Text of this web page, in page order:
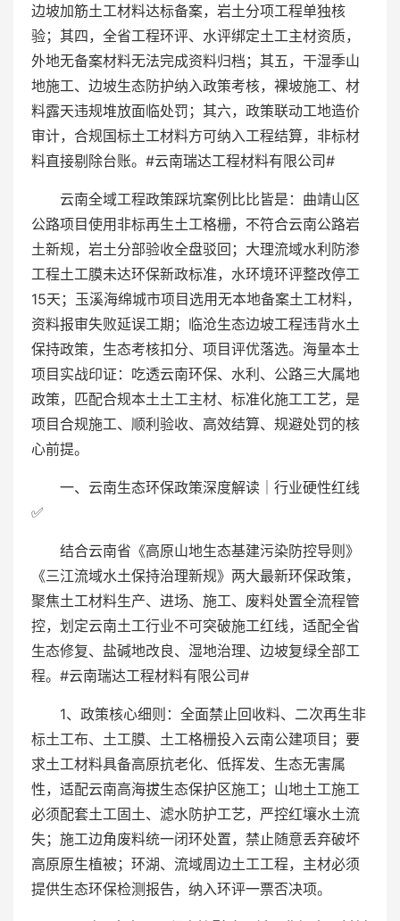
边坡加筋土工材料达标备案，岩土分项工程单独核
验；其四，全省工程环评、水评绑定土工主材资质，
外地无备案材料无法完成资料归档；其五，干湿季山
地施工、边坡生态防护纳入政策考核，裸坡施工、材
料露天违规堆放面临处罚；其六，政策联动工地造价
审计，合规国标土工材料方可纳入工程结算，非标材
料直接剔除台账。#云南瑞达工程材料有限公司#
云南全域工程政策踩坑案例比比皆是：曲靖山区
公路项目使用非标再生土工格栅，不符合云南公路岩
土新规，岩土分部验收全盘驳回；大理流域水利防渗
工程土工膜未达环保新政标准，水环境环评整改停工
15天；玉溪海绵城市项目选用无本地备案土工材料，
资料报审失败延误工期；临沧生态边坡工程违背水土
保持政策，生态考核扣分、项目评优落选。海量本土
项目实战印证：吃透云南环保、水利、公路三大属地
政策，匹配合规本土土工主材、标准化施工工艺，是
项目合规施工、顺利验收、高效结算、规避处罚的核
心前提。
一、云南生态环保政策深度解读｜行业硬性红线
✅
结合云南省《高原山地生态基建污染防控导则》
《三江流域水土保持治理新规》两大最新环保政策，
聚焦土工材料生产、进场、施工、废料处置全流程管
控，划定云南土工行业不可突破施工红线，适配全省
生态修复、盐碱地改良、湿地治理、边坡复绿全部工
程。#云南瑞达工程材料有限公司#
1、政策核心细则：全面禁止回收料、二次再生非
标土工布、土工膜、土工格栅投入云南公建项目；要
求土工材料具备高原抗老化、低挥发、生态无害属
性，适配云南高海拔生态保护区施工；山地土工施工
必须配套土工固土、滤水防护工艺，严控红壤水土流
失；施工边角废料统一闭环处置，禁止随意丢弃破坏
高原原生植被；环湖、流域周边土工工程，主材必须
提供生态环保检测报告，纳入环评一票否决项。